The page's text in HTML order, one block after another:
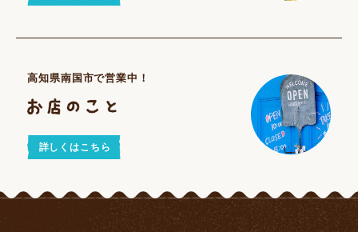
高知県南国市で営業中！
詳しくはこちら